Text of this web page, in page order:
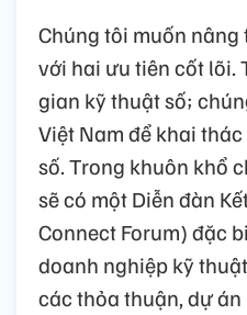
Chúng tôi muốn
với hai ưu tiên cốt lõi.
gian kỹ thuật số;
Việt Nam để khai
số. Trong khuôn khổ
sẽ có một Diễn đàn
Connect Forum) đặc
doanh nghiệp kỹ
các thỏa thuận, dự